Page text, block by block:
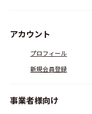
アカウント
プロフィール
新規会員登録
事業者様向け